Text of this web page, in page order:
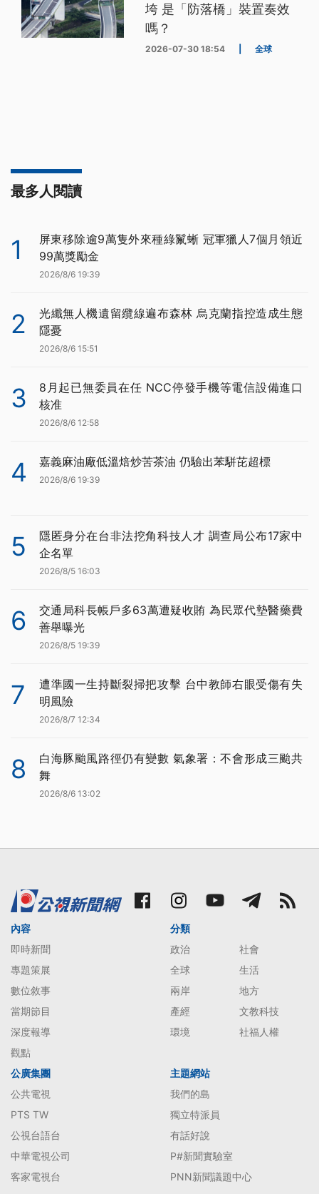
垮 是「防落橋」裝置奏效
嗎？
2026-07-30 18:54 全球
最多人閱讀
1
屏東移除逾9萬隻外來種綠鬣蜥 冠軍獵人7個月領近
99萬獎勵金
2026/8/6 19:39
2
光纖無人機遺留纜線遍布森林 烏克蘭指控造成生態
隱憂
2026/8/6 15:51
3
8月起已無委員在任 NCC停發手機等電信設備進口
核准
2026/8/6 12:58
4 嘉義麻油廠低溫焙炒苦茶油 仍驗出苯駢芘超標
2026/8/6 19:39
5
隱匿身分在台非法挖角科技人才 調查局公布17家中
企名單
2026/8/5 16:03
6
交通局科長帳戶多63萬遭疑收賄 為民眾代墊醫藥費
善舉曝光
2026/8/5 19:39
7
遭準國一生持斷裂掃把攻擊 台中教師右眼受傷有失
明風險
2026/8/7 12:34
8
白海豚颱風路徑仍有變數 氣象署：不會形成三颱共
舞
2026/8/6 13:02
內容
即時新聞
專題策展
數位敘事
當期節目
深度報導
觀點
分類
政治
社會
全球
生活
兩岸
地方
產經
文教科技
環境
社福人權
公廣集團
公共電視
PTS TW
公視台語台
中華電視公司
客家電視台
主題網站
我們的島
獨立特派員
有話好說
P#新聞實驗室
PNN新聞議題中心